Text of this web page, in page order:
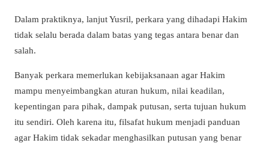
Dalam praktiknya, lanjut Yusril, perkara yang dihadapi Hakim
tidak selalu berada dalam batas yang tegas antara benar dan
salah.
Banyak perkara memerlukan kebijaksanaan agar Hakim
mampu menyeimbangkan aturan hukum, nilai keadilan,
kepentingan para pihak, dampak putusan, serta tujuan hukum
itu sendiri. Oleh karena itu, filsafat hukum menjadi panduan
agar Hakim tidak sekadar menghasilkan putusan yang benar